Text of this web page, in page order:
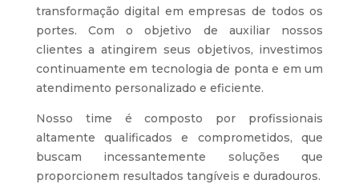
transformação digital em empresas de todos os
portes. Com o objetivo de auxiliar nossos
clientes a atingirem seus objetivos, investimos
continuamente em tecnologia de ponta e em um
atendimento personalizado e eficiente.
Nosso time é composto por profissionais
altamente qualificados e comprometidos, que
buscam incessantemente soluções que
proporcionem resultados tangíveis e duradouros.